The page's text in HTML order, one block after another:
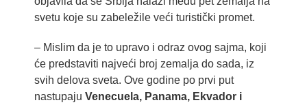
svetu koje su zabeležile veći turistički promet.
– Mislim da je to upravo i odraz ovog sajma, koji
će predstaviti najveći broj zemalja do sada, iz
svih delova sveta. Ove godine po prvi put
nastupaju Venecuela, Panama, Ekvador i